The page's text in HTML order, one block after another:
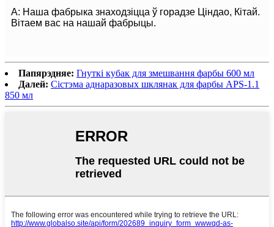
A: Наша фабрыка знаходзіцца ў горадзе Ціндао, Кітай.
Вітаем вас на нашай фабрыцы.
Папярэдняе: Гнуткі кубак для змешвання фарбы 600 мл
Далей: Сістэма аднаразовых шклянак для фарбы APS-1.1
850 мл